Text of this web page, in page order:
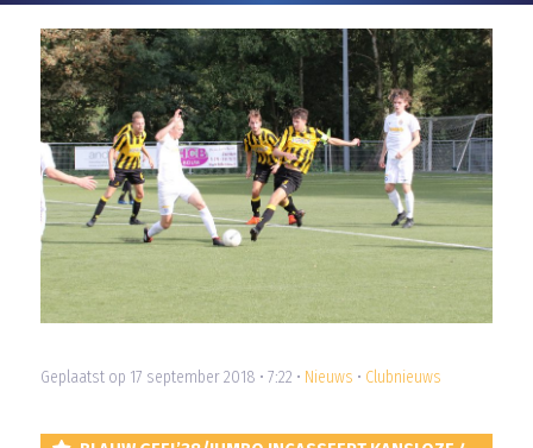
Geplaatst op 17 september 2018 • 7:22 • Nieuws • Clubnieuws